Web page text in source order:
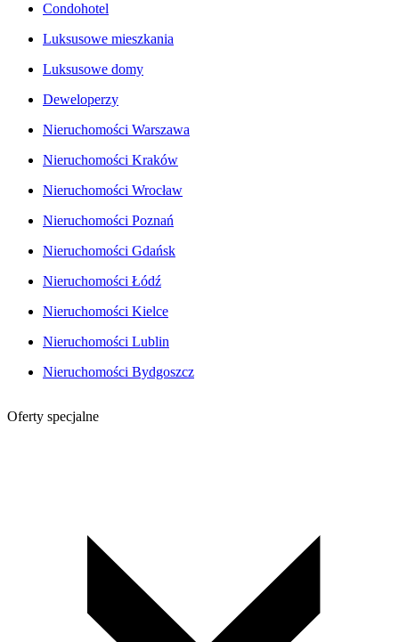
Condohotel
Luksusowe mieszkania
Luksusowe domy
Deweloperzy
Nieruchomości Warszawa
Nieruchomości Kraków
Nieruchomości Wrocław
Nieruchomości Poznań
Nieruchomości Gdańsk
Nieruchomości Łódź
Nieruchomości Kielce
Nieruchomości Lublin
Nieruchomości Bydgoszcz
Oferty specjalne